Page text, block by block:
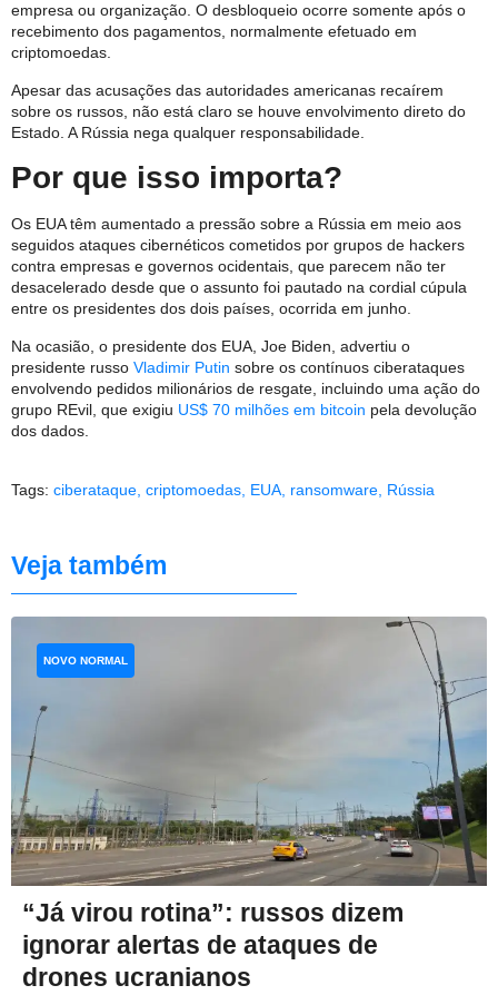
empresa ou organização. O desbloqueio ocorre somente após o
recebimento dos pagamentos, normalmente efetuado em
criptomoedas.
Apesar das acusações das autoridades americanas recaírem
sobre os russos, não está claro se houve envolvimento direto do
Estado. A Rússia nega qualquer responsabilidade.
Por que isso importa?
Os EUA têm aumentado a pressão sobre a Rússia em meio aos
seguidos ataques cibernéticos cometidos por grupos de hackers
contra empresas e governos ocidentais, que parecem não ter
desacelerado desde que o assunto foi pautado na cordial cúpula
entre os presidentes dos dois países, ocorrida em junho.
Na ocasião, o presidente dos EUA, Joe Biden, advertiu o
presidente russo Vladimir Putin sobre os contínuos ciberataques
envolvendo pedidos milionários de resgate, incluindo uma ação do
grupo REvil, que exigiu US$ 70 milhões em bitcoin pela devolução
dos dados.
Tags: ciberataque criptomoedas EUA ransomware Rússia
Veja também
“Já virou rotina”: russos dizem
ignorar alertas de ataques de
drones ucranianos
NOVO NORMAL